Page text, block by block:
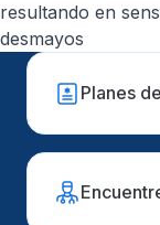
resultando en
desmayos
Planes